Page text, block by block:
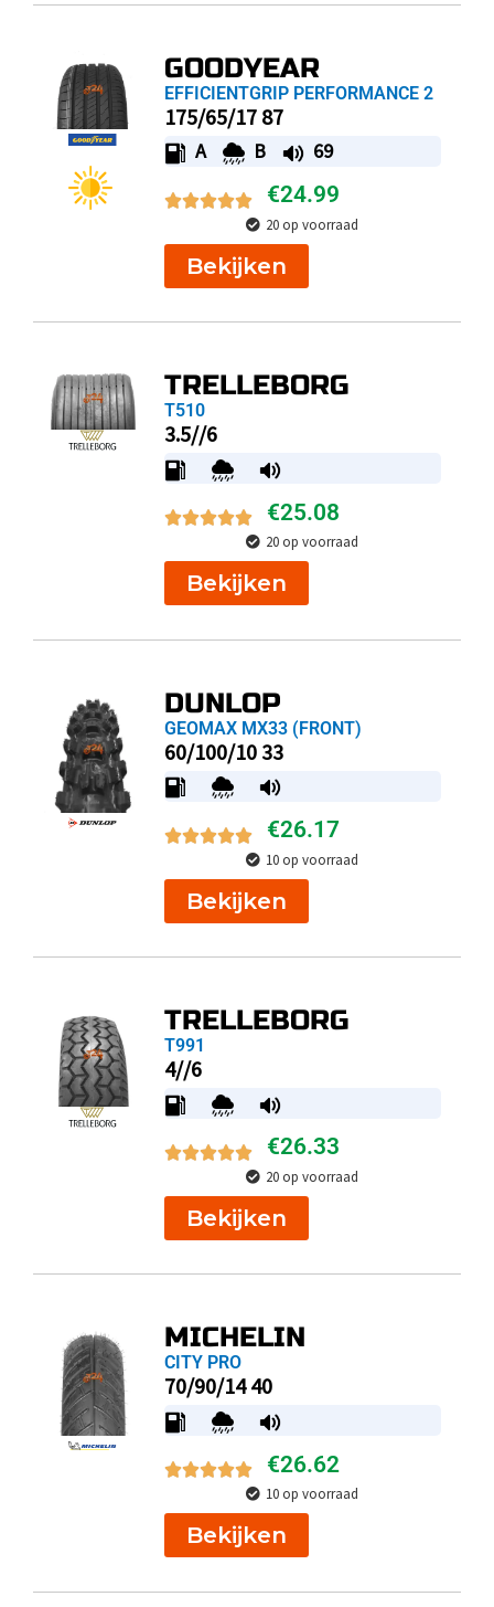
GOODYEAR
EFFICIENTGRIP PERFORMANCE 2
175/65/17 87
A B 69
€24.99
20 op voorraad
Bekijken
TRELLEBORG
T510
3.5//6
€25.08
20 op voorraad
Bekijken
DUNLOP
GEOMAX MX33 (FRONT)
60/100/10 33
€26.17
10 op voorraad
Bekijken
TRELLEBORG
T991
4//6
€26.33
20 op voorraad
Bekijken
MICHELIN
CITY PRO
70/90/14 40
€26.62
10 op voorraad
Bekijken